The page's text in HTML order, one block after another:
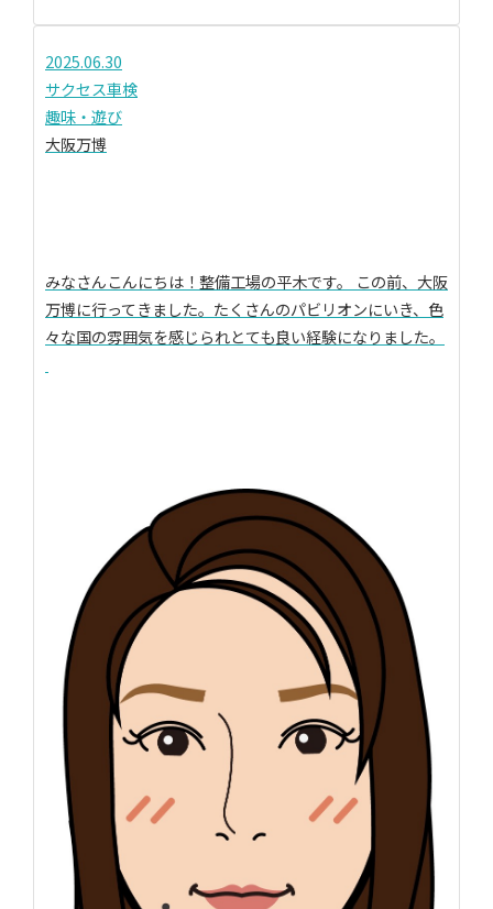
2025.06.30
サクセス車検
趣味・遊び
大阪万博
みなさんこんにちは！整備工場の平木です。 この前、大阪
万博に行ってきました。たくさんのパビリオンにいき、色
々な国の雰囲気を感じられとても良い経験になりました。